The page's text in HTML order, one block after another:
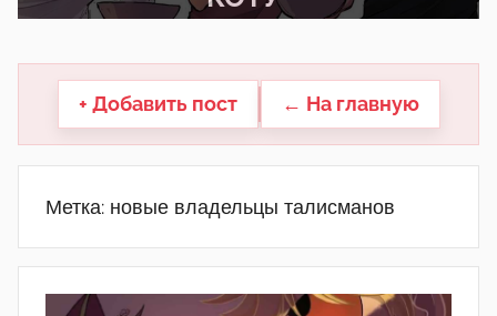
другие.
+ Добавить пост ← На главную
Метка: новые владельцы талисманов